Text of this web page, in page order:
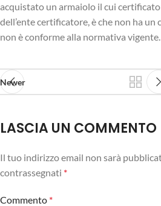
acquistato un armaiolo il cui
dell’ente certificatore, è che non ha
non è conforme alla normativa vigente.
Newer
LASCIA UN COMMENTO
Il tuo indirizzo email non sarà
contrassegnati *
Commento *